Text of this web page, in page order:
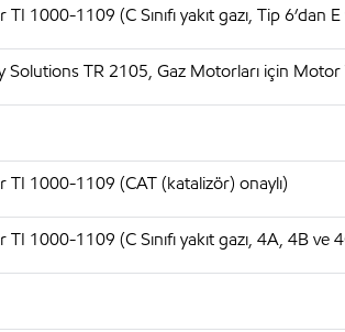
1000-1109 (C Sınıfı yakıt gazı, Tip 6’dan
Solutions TR 2105, Gaz Motorları için Motor
TI 1000-1109 (CAT (katalizör) onaylı)
1000-1109 (C Sınıfı yakıt gazı, 4A, 4B ve